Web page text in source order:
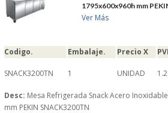
1795x600x960h mm
Ver Más
Codigo. Embalaje. Precio X
SNACK3200TN 1 UNIDAD
Desc: Mesa Refrigerada Snack Acero
mm PEKIN SNACK3200TN